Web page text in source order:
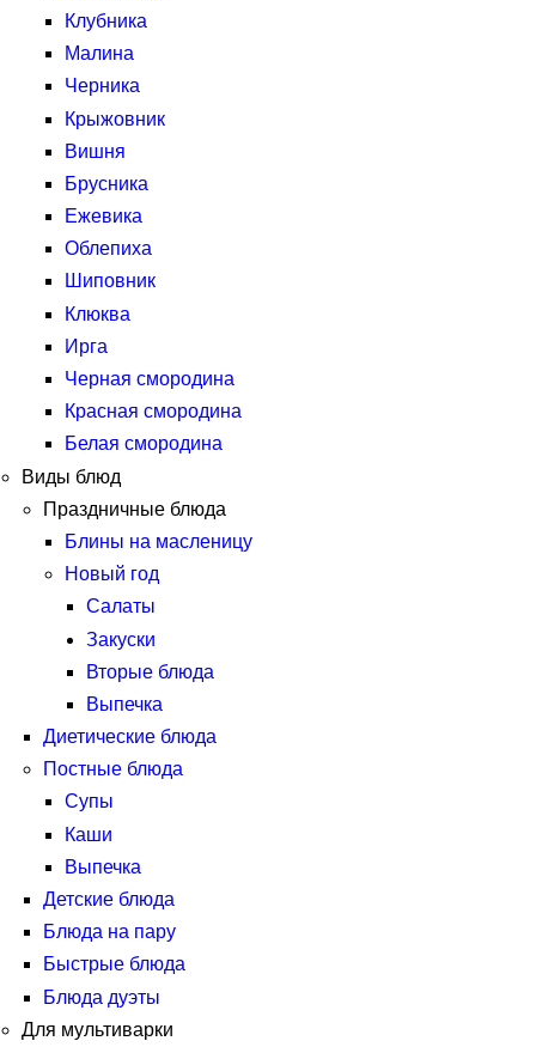
Клубника
Малина
Черника
Крыжовник
Вишня
Брусника
Ежевика
Облепиха
Шиповник
Клюква
Ирга
Черная смородина
Красная смородина
Белая смородина
Виды блюд
Праздничные блюда
Блины на масленицу
Новый год
Салаты
Закуски
Вторые блюда
Выпечка
Диетические блюда
Постные блюда
Супы
Каши
Выпечка
Детские блюда
Блюда на пару
Быстрые блюда
Блюда дуэты
Для мультиварки